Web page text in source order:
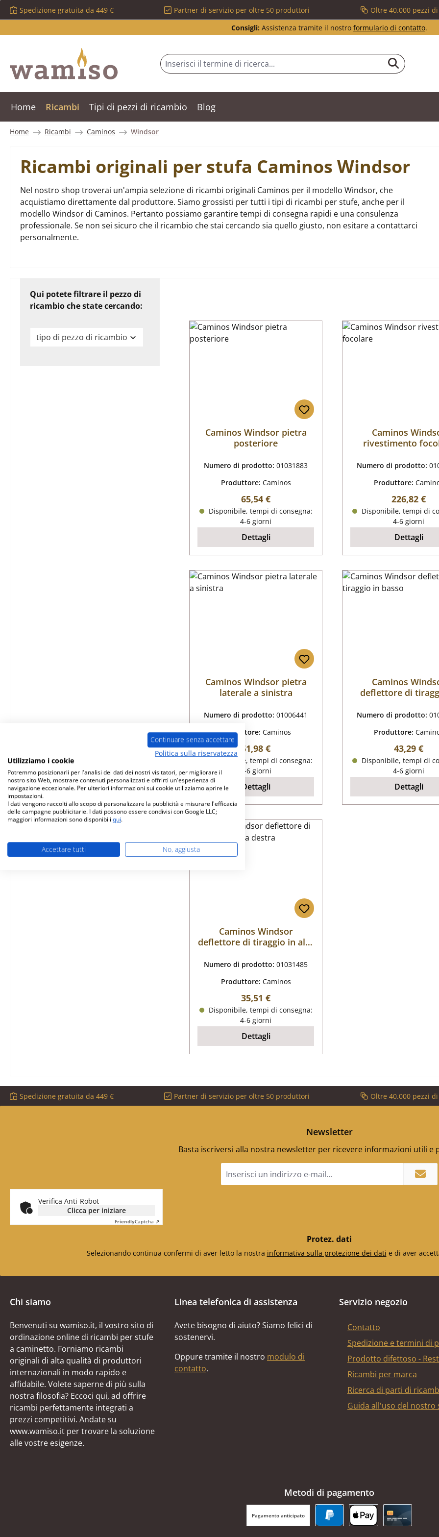
al contenuto principale
Salta alla ricerca
Passa alla navigazione principale
Spedizione gratuita da 449 € Partner di servizio per oltre 50 produttori Oltre 40.000 pezzi
Consigli: Assistenza tramite il nostro formulario di contatto.
Home Ricambi Tipi di pezzi di ricambio Blog
Home Ricambi Caminos Windsor
Ricambi originali per stufa Caminos Windsor
Nel nostro shop troverai un'ampia selezione di ricambi originali Caminos per il modello Windsor, che
acquistiamo direttamente dal produttore. Siamo grossisti per tutti i tipi di ricambi per stufe, anche per il
modello Windsor di Caminos. Pertanto possiamo garantire tempi di consegna rapidi e una consulenza
professionale. Se non sei sicuro che il ricambio che stai cercando sia quello giusto, non esitare a contattarci
personalmente.
Qui potete filtrare il pezzo di
ricambio che state cercando:
tipo di pezzo di ricambio
Caminos Windsor pietra
posteriore
Numero di prodotto:01031883
Produttore: Caminos
Prezzo normale:
65,54 €
Disponibile, tempi di consegna:
4-6 giorni
Dettagli
Caminos
rivestimento
Numero di prodotto:
Produttore:
Prezzo
226,82 €
Disponibile, tempi di
4-6 giorni
Dettagli
Caminos Windsor pietra
laterale a sinistra
Numero di prodotto:01006441
Produttore: Caminos
Prezzo normale:
51,98 €
Disponibile, tempi di consegna:
4-6 giorni
Dettagli
Caminos
deflettore di
Numero di prodotto:
Produttore:
Prezzo
43,29 €
Disponibile, tempi di
4-6 giorni
Dettagli
Caminos Windsor
deflettore di tiraggio in alto
Numero di prodotto:01031485
Produttore: Caminos
Prezzo normale:
35,51 €
Disponibile, tempi di consegna:
4-6 giorni
Dettagli
Spedizione gratuita da 449 € Partner di servizio per oltre 50 produttori Oltre 40.000 pezzi
Newsletter
Basta iscriversi alla nostra newsletter per ricevere informazioni utili e
e-
Verifica Anti-Robot
Clicca per iniziare
FriendlyCaptcha ⇗
Protez. dati
Selezionando continua confermi di aver letto la nostra informativa sulla protezione dei dati e di aver
Chi siamo
Benvenuti su wamiso.it, il vostro sito di
ordinazione online di ricambi per stufe
a caminetto. Forniamo ricambi
originali di alta qualità di produttori
internazionali in modo rapido e
affidabile. Volete saperne di più sulla
nostra filosofia? Eccoci qui, ad offrire
ricambi perfettamente integrati a
prezzi competitivi. Andate su
www.wamiso.it per trovare la soluzione
alle vostre esigenze.
Linea telefonica di assistenza
Avete bisogno di aiuto? Siamo felici di
sostenervi.
Oppure tramite il nostro modulo di
contatto.
Servizio negozio
Contatto
Spedizione e termini di
Prodotto difettoso -
Ricambi per marca
Ricerca di parti di
Guida all'uso del nostro
Metodi di pagamento
Pagamento anticipato
Continuare senza accettare
Politica sulla riservatezza
Utilizziamo i cookie
Potremmo posizionarli per l'analisi dei dati dei nostri visitatori, per migliorare il
nostro sito Web, mostrare contenuti personalizzati e offrirti un'esperienza di
navigazione eccezionale. Per ulteriori informazioni sui cookie utilizziamo aprire le
impostazioni.
I dati vengono raccolti allo scopo di personalizzare la pubblicità e misurare l'efficacia
delle campagne pubblicitarie. I dati possono essere condivisi con Google LLC;
maggiori informazioni sono disponibili qui.
Accettare tutti No, aggiusta